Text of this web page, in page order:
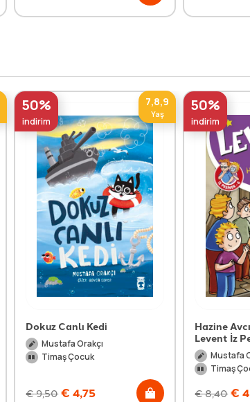
50%
indirim
7,8,9
Yaş
Dokuz Canlı Kedi
Mustafa Orakçı
Timaş Çocuk
€9,50 € 4,75
50%
indirim
Hazine
Levent İz
Mustafa
Timaş
€8,40 €